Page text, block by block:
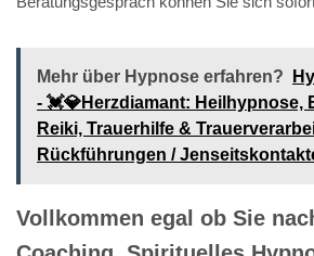
Mehr über Hypnose erfahren?
- 💓️💎Herzdiamant: Heilhypnose,
Reiki, Trauerhilfe &
Rückführungen /
Vollkommen egal ob Sie